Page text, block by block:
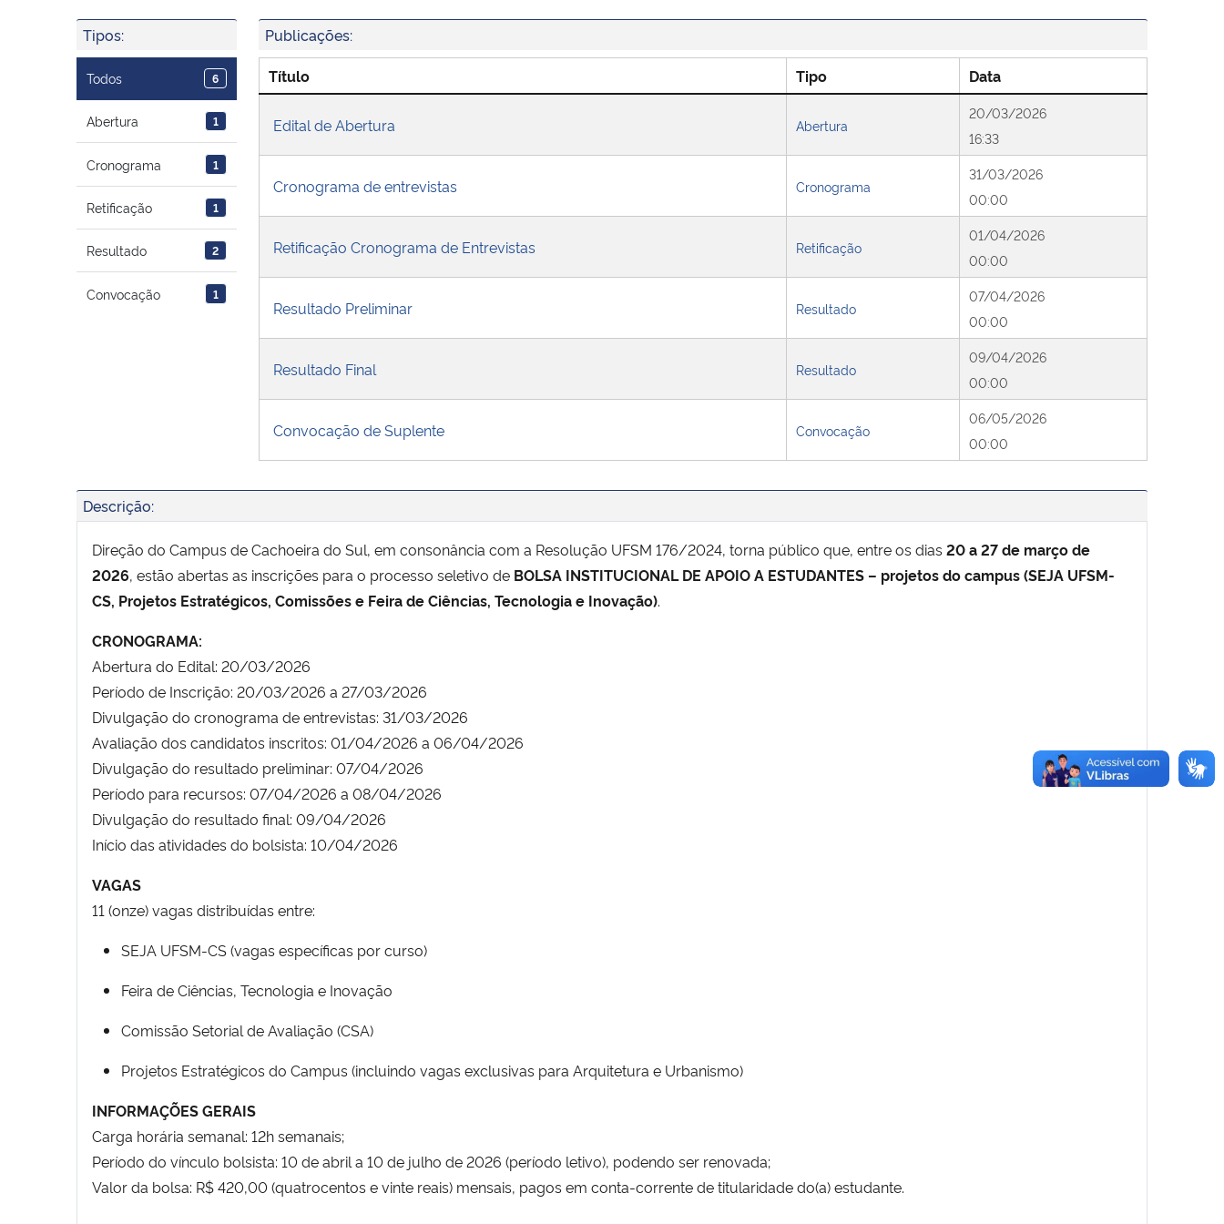
Tipos:
Todos 6
Abertura 1
Cronograma 1
Retificação 1
Resultado 2
Convocação 1
Publicações:
Título Tipo Data
Edital de Abertura Abertura
20/03/2026
16:33
Cronograma de entrevistas Cronograma
31/03/2026
00:00
Retificação Cronograma de Entrevistas Retificação
01/04/2026
00:00
Resultado Preliminar Resultado
07/04/2026
00:00
Resultado Final Resultado
09/04/2026
00:00
Convocação de Suplente Convocação
06/05/2026
00:00
Descrição:
Direção do Campus de Cachoeira do Sul, em consonância com a Resolução UFSM 176/2024, torna público que, entre os dias 20 a 27 de março de
2026, estão abertas as inscrições para o processo seletivo de BOLSA INSTITUCIONAL DE APOIO A ESTUDANTES – projetos do campus (SEJA UFSM-
CS, Projetos Estratégicos, Comissões e Feira de Ciências, Tecnologia e Inovação).
CRONOGRAMA:
Abertura do Edital: 20/03/2026
Período de Inscrição: 20/03/2026 a 27/03/2026
Divulgação do cronograma de entrevistas: 31/03/2026
Avaliação dos candidatos inscritos: 01/04/2026 a 06/04/2026
Divulgação do resultado preliminar: 07/04/2026
Período para recursos: 07/04/2026 a 08/04/2026
Divulgação do resultado final: 09/04/2026
Início das atividades do bolsista: 10/04/2026
VAGAS
11 (onze) vagas distribuídas entre:
SEJA UFSM-CS (vagas específicas por curso)
Feira de Ciências, Tecnologia e Inovação
Comissão Setorial de Avaliação (CSA)
Projetos Estratégicos do Campus (incluindo vagas exclusivas para Arquitetura e Urbanismo)
INFORMAÇÕES GERAIS
Carga horária semanal: 12h semanais;
Período do vínculo bolsista: 10 de abril a 10 de julho de 2026 (período letivo), podendo ser renovada;
Valor da bolsa: R$ 420,00 (quatrocentos e vinte reais) mensais, pagos em conta-corrente de titularidade do(a) estudante.